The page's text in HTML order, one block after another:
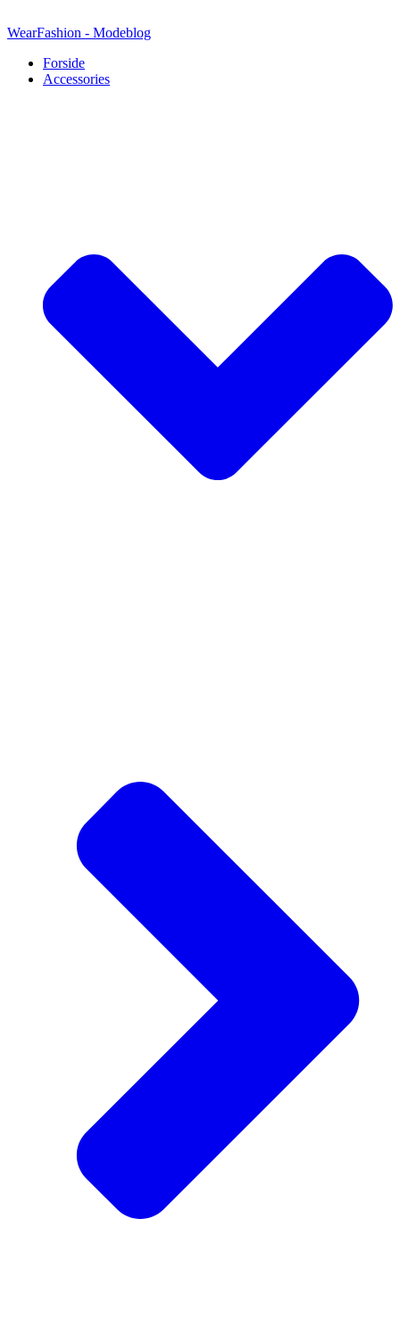
til
WearFashion - Modeblog
Forside
Accessories